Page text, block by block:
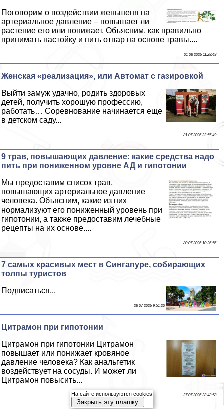
Поговорим о воздействии женьшеня на
артериальное давление – повышает ли
растение его или понижает. Объясним, как правильно
принимать настойку и пить отвар на основе травы....
01 08 2026 11:28:49
Женская «реализация», или Автомат с газировкой
Выйти замуж удачно, родить здоровых
детей, получить хорошую профессию,
работать… Соревнование начинается еще
в детском саду...
31 07 2026 22:55:49
9 трав, повышающих давление: какие средства надо
пить при пониженном уровне АД и гипотонии
Мы предоставим список трав,
повышающих артериальное давление
человека. Объясним, какие из них
нормализуют его пониженный уровень при
гипотонии, а также предоставим лечебные
рецепты на их основе....
30 07 2026 10:26:56
7 самых красивых мест в Сингапуре, собирающих
толпы туристов
Подписаться...
28 07 2026 9:51:20
Цитрамон при гипотонии
Цитрамон при гипотонии Цитрамон
повышает или понижает кровяное
давление человека? Как aнaльгетик
воздействует на сосуды. И может ли
Цитрамон повысить...
27 07 2026 23:43:58
На сайте используются cookies
Закрыть эту плашку